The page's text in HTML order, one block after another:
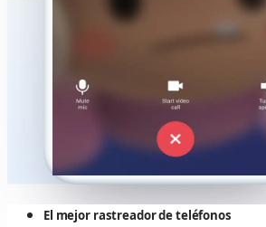
El mejor rastreador de teléfonos